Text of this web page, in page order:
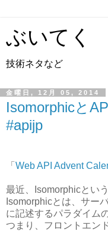
ぶいてく
技術ネタなど
金曜日, 12月 05, 2014
Isomorphicと
#apijp
「 Web API Advent
最近、Isomorphicとい
Isomorphicとは、サー
に記述するパラダイム
つまり、フロントエン